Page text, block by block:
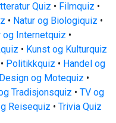
Quiz • Filmquiz •
• Natur og Biologiquiz •
og Internetquiz •
• Kunst og Kulturquiz
• Politikkquiz • Handel og
Design og Motequiz •
Tradisjonsquiz • TV og
Reisequiz • Trivia Quiz